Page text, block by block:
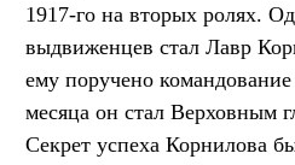
1917-го на вторых ролях.
выдвиженцев стал Лавр
ему поручено
месяца он стал Верховным
Секрет успеха Корнилова